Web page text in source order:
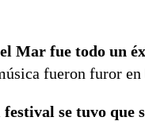
Mar fue todo un
fueron furor en
se tuvo que